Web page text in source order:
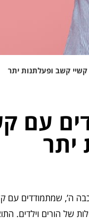
קשב ופעלתנות יתר
עם
יתר
ה’, שמתמודדים עם
של הורים וילדים.